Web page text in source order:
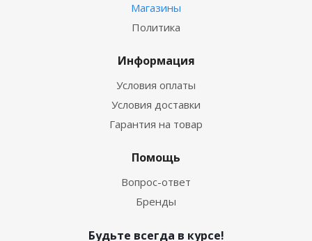
Магазины
Политика
Информация
Условия оплаты
Условия доставки
Гарантия на товар
Помощь
Вопрос-ответ
Бренды
Будьте всегда в курсе!